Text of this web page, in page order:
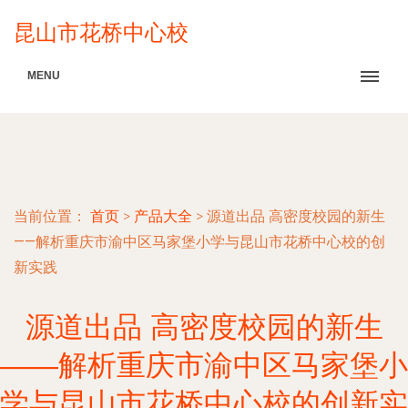
昆山市花桥中心校
MENU
当前位置： 首页 > 产品大全 > 源道出品 高密度校园的新生
——解析重庆市渝中区马家堡小学与昆山市花桥中心校的创
新实践
源道出品 高密度校园的新生
——解析重庆市渝中区马家堡小